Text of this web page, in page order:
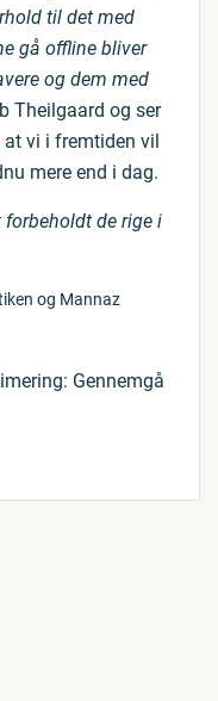
til det med
gå offline bliver
og dem med
Theilgaard og ser
at vi i fremtiden vil
mere end i dag.
de rige i
og Mannaz
Gennemgå